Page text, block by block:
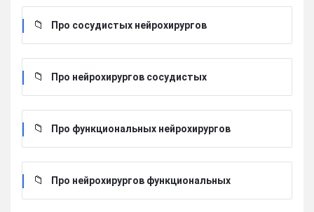
Про сосудистых нейрохирургов
Про нейрохирургов сосудистых
Про функциональных нейрохирургов
Про нейрохирургов функциональных